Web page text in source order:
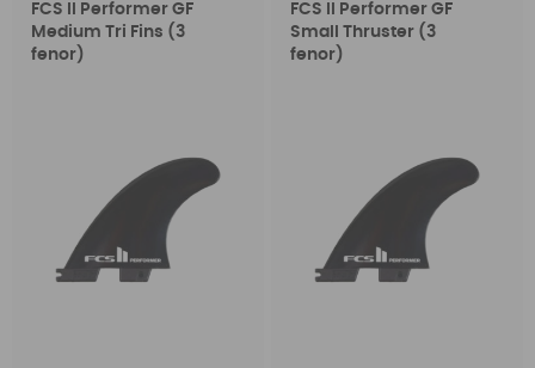
FCS II Performer GF
Medium Tri Fins (3
fenor)
FCS II Performer GF
Small Thruster (3
fenor)